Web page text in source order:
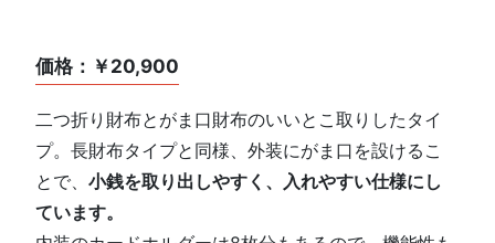
価格：￥20,900
二つ折り財布とがま口財布のいいとこ取りしたタイ
プ。長財布タイプと同様、外装にがま口を設けるこ
とで、小銭を取り出しやすく、入れやすい仕様にし
ています。